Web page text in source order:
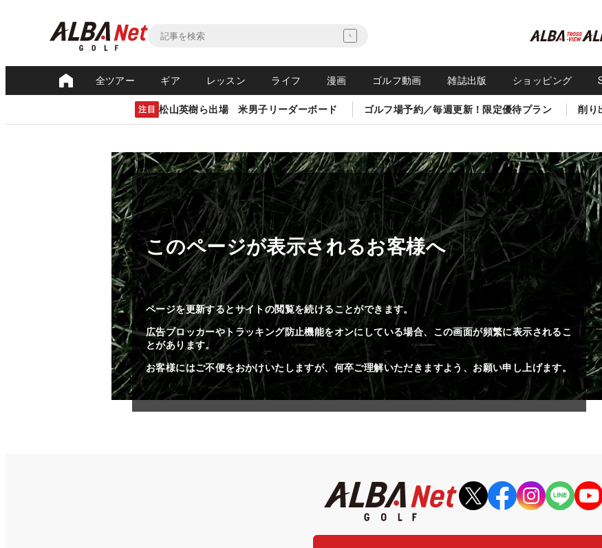
全ツアー ギア レッスン ライフ 漫画 ゴルフ動画 雑誌出版 ショッピング
注目 松山英樹ら出場 米男子リーダーボード ゴルフ場予約／毎週更新！限定優待プラン 削り
このページが表示されるお客様へ
ページを更新するとサイトの閲覧を続けることができます。
広告ブロッカーやトラッキング防止機能をオンにしている場合、この画面が頻繁に表示されるこ
とがあります。
お客様にはご不便をおかけいたしますが、何卒ご理解いただきますよう、お願い申し上げます。